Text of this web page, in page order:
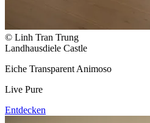
© Linh Tran Trung
Landhausdiele Castle
Eiche Transparent Animoso
Live Pure
Entdecken